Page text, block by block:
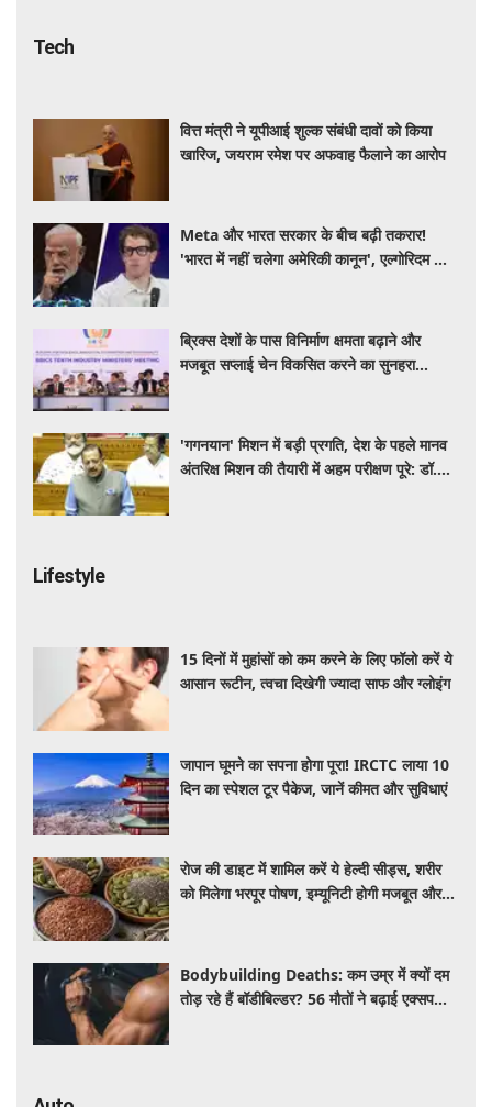
Tech
वित्त मंत्री ने यूपीआई शुल्क संबंधी दावों को किया
खारिज, जयराम रमेश पर अफवाह फैलाने का आरोप
Meta और भारत सरकार के बीच बढ़ी तकरार!
'भारत में नहीं चलेगा अमेरिकी कानून', एल्गोरिदम को
ब्रिक्स देशों के पास विनिर्माण क्षमता बढ़ाने और
मजबूत सप्लाई चेन विकसित करने का सुनहरा
'गगनयान' मिशन में बड़ी प्रगति, देश के पहले मानव
अंतरिक्ष मिशन की तैयारी में अहम परीक्षण पूरे: डॉ.
Lifestyle
15 दिनों में मुहांसों को कम करने के लिए फॉलो करें ये
आसान रूटीन, त्वचा दिखेगी ज्यादा साफ और ग्लोइंग
जापान घूमने का सपना होगा पूरा! IRCTC लाया 10
दिन का स्पेशल टूर पैकेज, जानें कीमत और सुविधाएं
रोज की डाइट में शामिल करें ये हेल्दी सीड्स, शरीर
को मिलेगा भरपूर पोषण, इम्यूनिटी होगी मजबूत और
Bodybuilding Deaths: कम उम्र में क्यों दम
तोड़ रहे हैं बॉडीबिल्डर? 56 मौतों ने बढ़ाई एक्सपर्ट्स